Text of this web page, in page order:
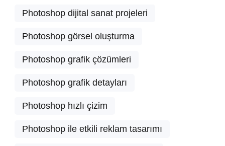
Photoshop dijital sanat projeleri
Photoshop görsel oluşturma
Photoshop grafik çözümleri
Photoshop grafik detayları
Photoshop hızlı çizim
Photoshop ile etkili reklam tasarımı